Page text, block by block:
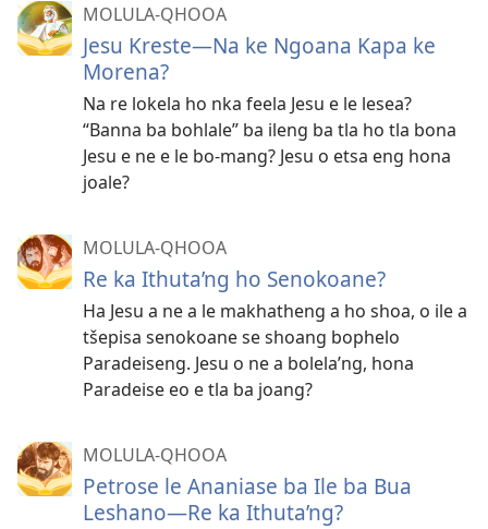
MOLULA-QHOOA
Jesu Kreste—Na ke Ngoana Kapa ke
Morena?
Na re lokela ho nka feela Jesu e le lesea?
“Banna ba bohlale” ba ileng ba tla ho tla bona
Jesu e ne e le bo-mang? Jesu o etsa eng hona
joale?
MOLULA-QHOOA
Re ka Ithuta’ng ho Senokoane?
Ha Jesu a ne a le makhatheng a ho shoa, o ile a
tšepisa senokoane se shoang bophelo
Paradeiseng. Jesu o ne a bolela’ng, hona
Paradeise eo e tla ba joang?
MOLULA-QHOOA
Petrose le Ananiase ba Ile ba Bua
Leshano—Re ka Ithuta’ng?